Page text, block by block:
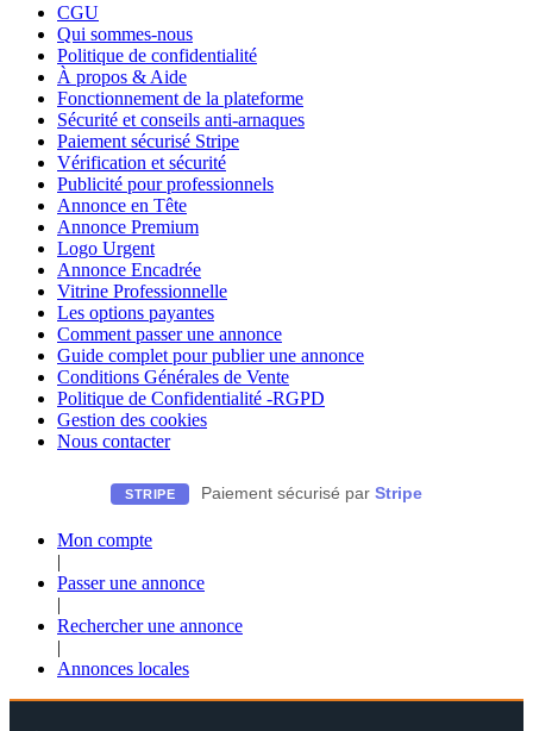
CGU
Qui sommes-nous
Politique de confidentialité
À propos & Aide
Fonctionnement de la plateforme
Sécurité et conseils anti-arnaques
Paiement sécurisé Stripe
Vérification et sécurité
Publicité pour professionnels
Annonce en Tête
Annonce Premium
Logo Urgent
Annonce Encadrée
Vitrine Professionnelle
Les options payantes
Comment passer une annonce
Guide complet pour publier une annonce
Conditions Générales de Vente
Politique de Confidentialité -RGPD
Gestion des cookies
Nous contacter
STRIPE Paiement sécurisé par Stripe
Mon compte
|
Passer une annonce
|
Rechercher une annonce
|
Annonces locales